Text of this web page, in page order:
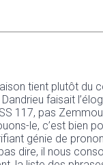
tient plutôt du
Dandrieu faisait
117, pas
le, c’est bien
génie de
dire, il nous